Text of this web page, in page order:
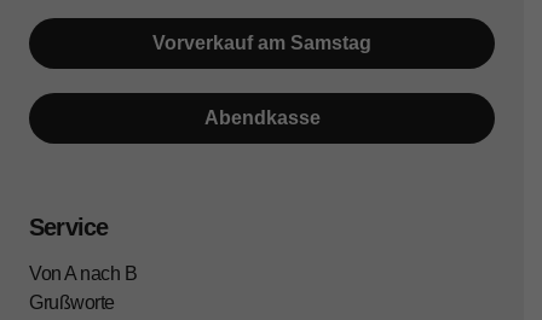
Vorverkauf am Samstag
Abendkasse
Service
Von A nach B
Grußworte